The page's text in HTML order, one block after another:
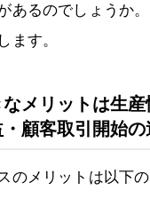
あるのでしょうか
ます。
メリットは生
顧客取引開始の
のメリットは以下